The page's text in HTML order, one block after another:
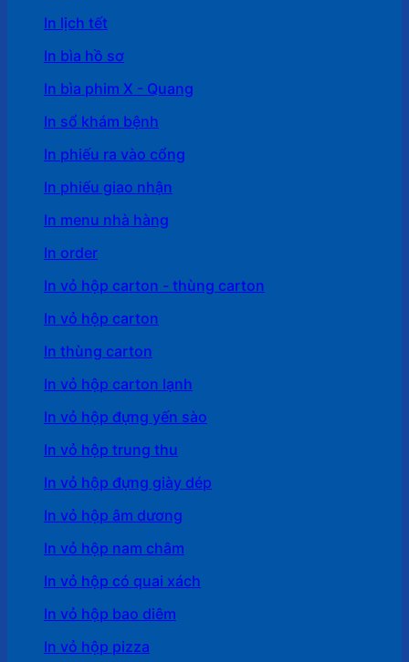
In lịch tết
In bìa hồ sơ
In bìa phim X - Quang
In sổ khám bệnh
In phiếu ra vào cổng
In phiếu giao nhận
In menu nhà hàng
In order
In vỏ hộp carton - thùng carton
In vỏ hộp carton
In thùng carton
In vỏ hộp carton lạnh
In vỏ hộp đựng yến sào
In vỏ hộp trung thu
In vỏ hộp đựng giày dép
In vỏ hộp âm dương
In vỏ hộp nam châm
In vỏ hộp có quai xách
In vỏ hộp bao diêm
In vỏ hộp pizza